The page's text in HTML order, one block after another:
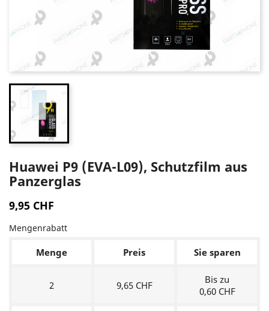
Huawei P9 (EVA-L09), Schutzfilm aus
Panzerglas
9,95 CHF
Mengenrabatt
Menge Preis Sie sparen
2 9,65 CHF
Bis zu
0,60 CHF